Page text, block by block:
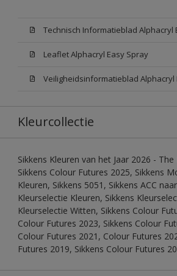
Leaflet Alphacryl Easy Spray
Kleurcollectie
Sikkens Kleuren van het Jaar 2026 -
Sikkens Colour Futures 2025, Sikkens
Kleuren, Sikkens 5051, Sikkens ACC
Kleurselectie Kleuren, Sikkens
Kleurselectie Witten, Sikkens Colour
Colour Futures 2023, Sikkens Colour
Colour Futures 2021, Colour Futures
Futures 2019, Sikkens Colour Futures